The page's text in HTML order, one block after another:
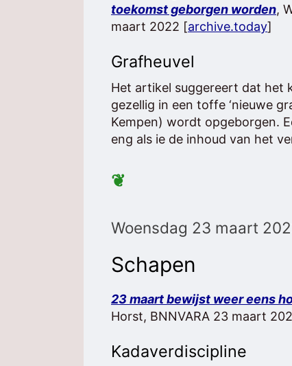
toekomst geborgen worden,
maart 2022 [archive.today]
Grafheuvel
Het artikel suggereert dat het
gezellig in een toffe ‘nieuwe
Kempen) wordt opgeborgen.
eng als ie de inhoud van het
❦
Woensdag 23 maart
Schapen
23 maart bewijst weer eens
Horst, BNNVARA 23 maart
Kadaverdiscipline